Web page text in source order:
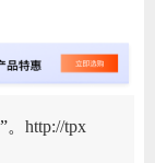
。http://tpx